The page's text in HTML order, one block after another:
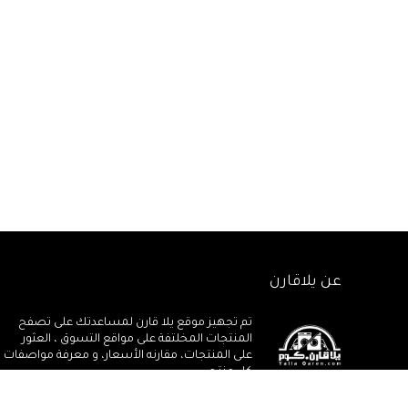
عن يلاقارن
تم تجهيز موقع يلا قارن لمساعدتك على تصفح
المنتجات المخلتفة على مواقع التسوق ، العثور
على المنتجات، مقارنه الأسعار، و معرفة مواصفات
كل منتج.